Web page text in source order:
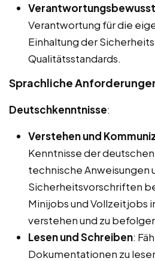
Verantwortung für die
Einhaltung der
Qualitätsstandards.
Sprachliche
Deutschkenntnisse:
Verstehen und
Kenntnisse der
technische Anweisungen
Sicherheitsvorschriften
Minijobs und Vollzeitjobs
verstehen und zu
Lesen und Schreiben:
Dokumentationen zu